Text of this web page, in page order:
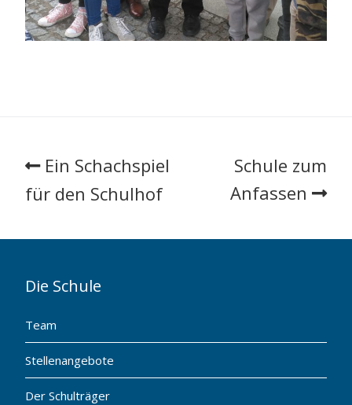
Ein Schachspiel
für den Schulhof
Schule zum
Anfassen
Die Schule
Team
Stellenangebote
Der Schulträger